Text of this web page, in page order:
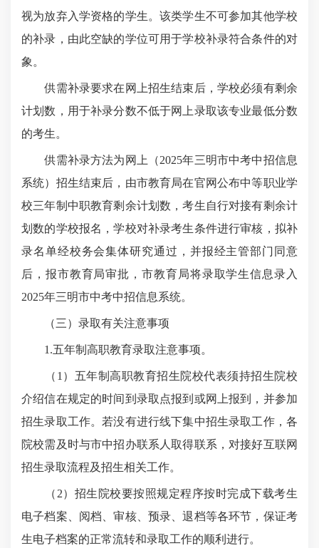
视为放弃入学资格的学生。该类学生不可参加其他学校
的补录，由此空缺的学位可用于学校补录符合条件的对
象。
供需补录要求在网上招生结束后，学校必须有剩余
计划数，用于补录分数不低于网上录取该专业最低分数
的考生。
供需补录方法为网上（2025年三明市中考中招信息
系统）招生结束后，由市教育局在官网公布中等职业学
校三年制中职教育剩余计划数，考生自行对接有剩余计
划数的学校报名，学校对补录考生条件进行审核，拟补
录名单经校务会集体研究通过，并报经主管部门同意
后，报市教育局审批，市教育局将录取学生信息录入
2025年三明市中考中招信息系统。
（三）录取有关注意事项
1.五年制高职教育录取注意事项。
（1）五年制高职教育招生院校代表须持招生院校
介绍信在规定的时间到录取点报到或网上报到，并参加
招生录取工作。若没有进行线下集中招生录取工作，各
院校需及时与市中招办联系人取得联系，对接好互联网
招生录取流程及招生相关工作。
（2）招生院校要按照规定程序按时完成下载考生
电子档案、阅档、审核、预录、退档等各环节，保证考
生电子档案的正常流转和录取工作的顺利进行。